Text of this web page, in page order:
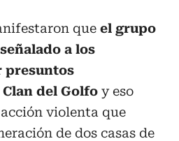
que el grupo
a los
presuntos
del Golfo y eso
violenta que
de dos casas de